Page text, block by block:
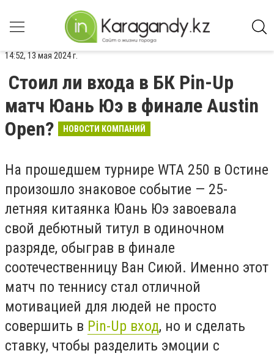
14:52, 13 мая 2024 г.
Стоил ли входа в БК Pin-Up
матч Юань Юэ в финале Austin
Open?
НОВОСТИ КОМПАНИЙ
На прошедшем турнире WTA 250 в Остине
произошло знаковое событие — 25-
летняя китаянка Юань Юэ завоевала
свой дебютный титул в одиночном
разряде, обыграв в финале
соотечественницу Ван Сиюй. Именно этот
матч по теннису стал отличной
мотивацией для людей не просто
совершить в Pin-Up вход, но и сделать
ставку, чтобы разделить эмоции с